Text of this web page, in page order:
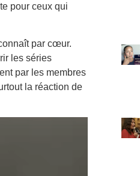
pour ceux qui
par cœur.
les séries
par les membres
la réaction de